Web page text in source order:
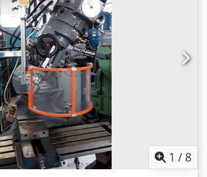
1 /8